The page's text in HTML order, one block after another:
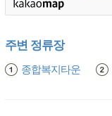
주변 정류장
종합복지타운